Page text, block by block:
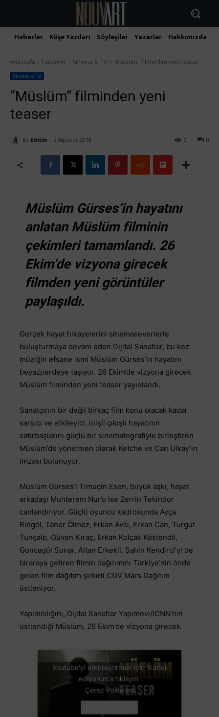
Haberler Köşe Yazıları Söyleşiler Yazarlar Hakkımızda
Anasayfa Haberler Sinema & TV "Müslüm" filminden yeni teaser
Sinema & TV
“Müslüm” filminden yeni
teaser
By Editör 2 Ağustos 2018 0
0
Müslüm Gürses’in hayatını
anlatan Müslüm filminin
çekimleri tamamlandı. 26
Ekim’de vizyona girecek
filmden yeni görüntüler
paylaşıldı.
Gerçek hayat hikayelerini sinemaseverlerle
buluşturmaya devam eden Dijital Sanatlar, bu kez
müziğin efsane ismi Müslüm Gürses’in hayatını
beyazperdeye taşıyor. 26 Ekim’de vizyona girecek
Müslüm filminden yeni teaser yayınlandı.
Sanatçının bir değil birkaç film konu olacak kadar
sarsıcı ve etkileyici, inişli çıkışlı hayatının
satırbaşlarını güçlü bir sinematografiyle birleştiren
Müslüm’de yönetmen olarak Ketche ve Can Ulkay’ın
imzası bulunuyor.
Müslüm Gürses’i Timuçin Esen, büyük aşkı, hayat
arkadaşı Muhterem Nur’u ise Zerrin Tekindor
canlandırıyor. Güçlü oyuncu kadrosunda Ayça
Bingöl, Taner Ölmez, Erkan Avcı, Erkan Can, Turgut
Tunçalp, Güven Kıraç, Erkan Kolçak Köstendil,
Goncagül Sunar, Altan Erkekli, Şahin Kendirci’yi de
biraraya getiren filmin dağıtımını Türkiye’nin önde
gelen film dağıtım şirketi CGV Mars Dağıtım
üstleniyor.
Yapımcılığını, Dijital Sanatlar Yapımevi/ICNN’nin
üstlendiği Müslüm, 26 Ekim’de vizyona girecek.
Youtube'yi etkinleştirmek için 'Kabul
ediyorum'a tıklayın
Çerez Politikası